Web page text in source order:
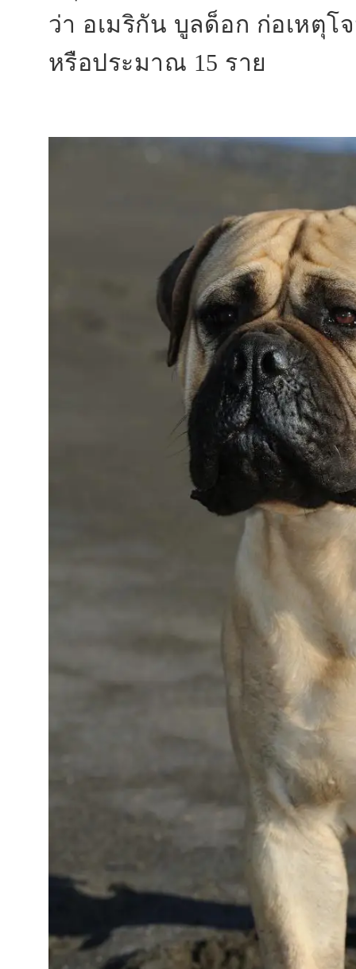
ว่า อเมริกัน บูลด็อก ก่อเหตุโ
หรือประมาณ 15 ราย